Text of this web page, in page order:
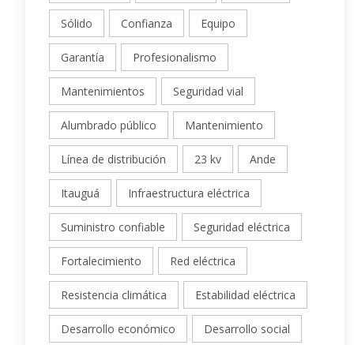
Sólido Confianza Equipo
Garantía Profesionalismo
Mantenimientos Seguridad vial
Alumbrado público Mantenimiento
Línea de distribución 23 kv Ande
Itauguá Infraestructura eléctrica
Suministro confiable Seguridad eléctrica
Fortalecimiento Red eléctrica
Resistencia climática Estabilidad eléctrica
Desarrollo económico Desarrollo social